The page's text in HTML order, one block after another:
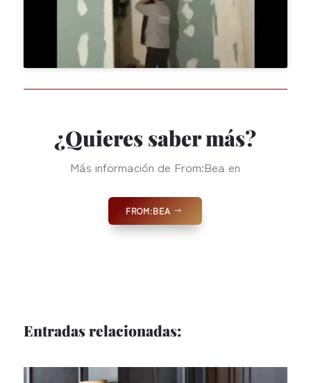
¿Quieres saber más?
Más información de From:Bea en
FROM:BEA
Entradas relacionadas: